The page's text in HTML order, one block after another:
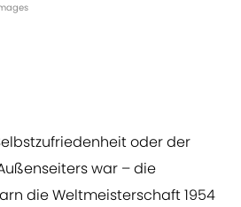
oder der
war – die
die Weltmeisterschaft 1954